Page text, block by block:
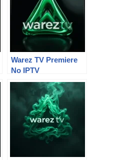
Warez TV Premiere
No IPTV